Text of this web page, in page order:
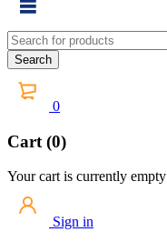
0
Cart (0)
Your cart is currently empty
Sign in